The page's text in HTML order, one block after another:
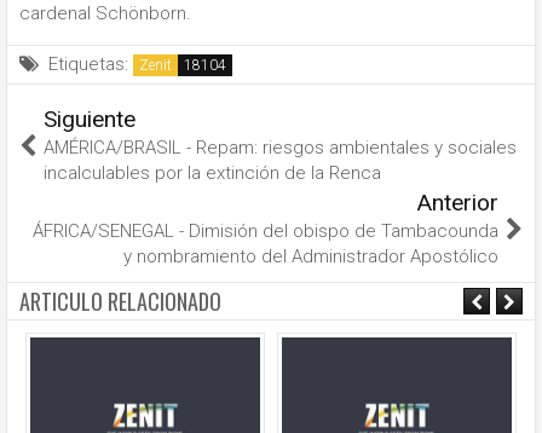
cardenal Schönborn.
Etiquetas: Zenit
Siguiente
AMÉRICA/BRASIL - Repam: riesgos ambientales y sociales
incalculables por la extinción de la Renca
Anterior
ÁFRICA/SENEGAL - Dimisión del obispo de Tambacounda
y nombramiento del Administrador Apostólico
ARTICULO RELACIONADO